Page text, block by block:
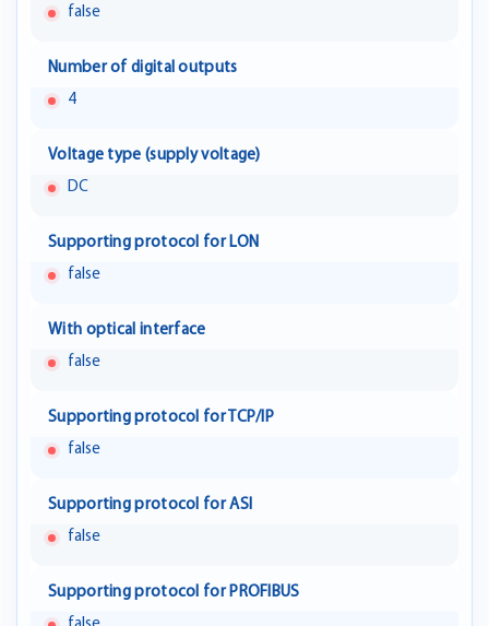
false
Number of digital outputs
4
Voltage type (supply voltage)
DC
Supporting protocol for LON
false
With optical interface
false
Supporting protocol for TCP/IP
false
Supporting protocol for ASI
false
Supporting protocol for PROFIBUS